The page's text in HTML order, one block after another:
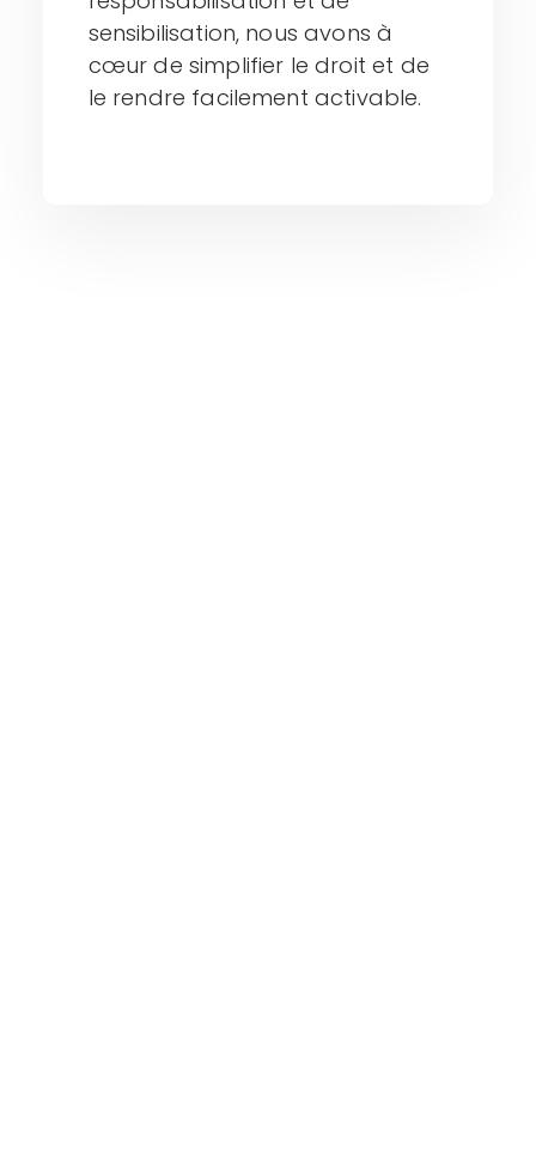
sensibilisation, nous avons à
cœur de simplifier le droit et de
le rendre facilement activable.